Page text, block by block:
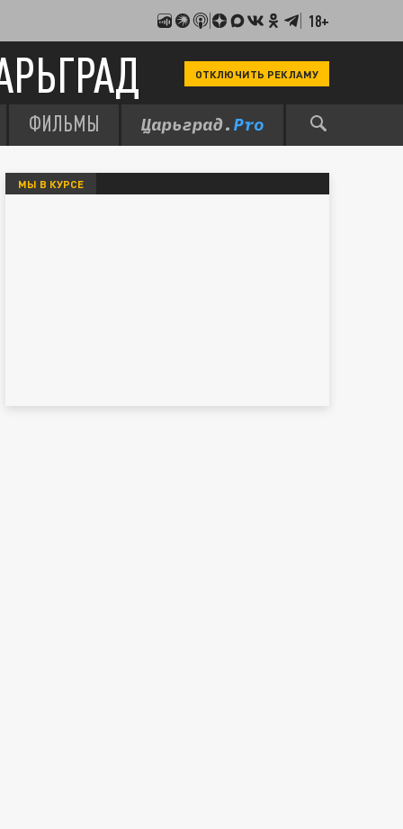
18+
ОТКЛЮЧИТЬ РЕКЛАМУ
ФИЛЬМЫ
МЫ В КУРСЕ